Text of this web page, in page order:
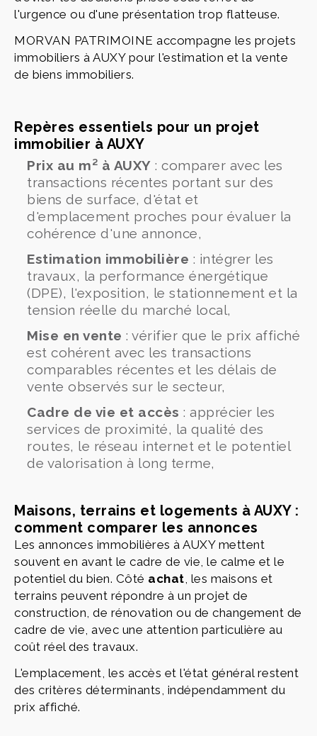
l'urgence ou d'une présentation trop flatteuse.
MORVAN PATRIMOINE accompagne les projets
immobiliers à AUXY pour l'estimation et la vente
de biens immobiliers.
Repères essentiels pour un projet
immobilier à AUXY
Prix au m² à AUXY : comparer avec les
transactions récentes portant sur des
biens de surface, d'état et
d'emplacement proches pour évaluer la
cohérence d'une annonce,
Estimation immobilière : intégrer les
travaux, la performance énergétique
(DPE), l'exposition, le stationnement et la
tension réelle du marché local,
Mise en vente : vérifier que le prix affiché
est cohérent avec les transactions
comparables récentes et les délais de
vente observés sur le secteur,
Cadre de vie et accès : apprécier les
services de proximité, la qualité des
routes, le réseau internet et le potentiel
de valorisation à long terme,
Maisons, terrains et logements à AUXY :
comment comparer les annonces
Les annonces immobilières à AUXY mettent
souvent en avant le cadre de vie, le calme et le
potentiel du bien. Côté achat, les maisons et
terrains peuvent répondre à un projet de
construction, de rénovation ou de changement de
cadre de vie, avec une attention particulière au
coût réel des travaux.
L'emplacement, les accès et l'état général restent
des critères déterminants, indépendamment du
prix affiché.